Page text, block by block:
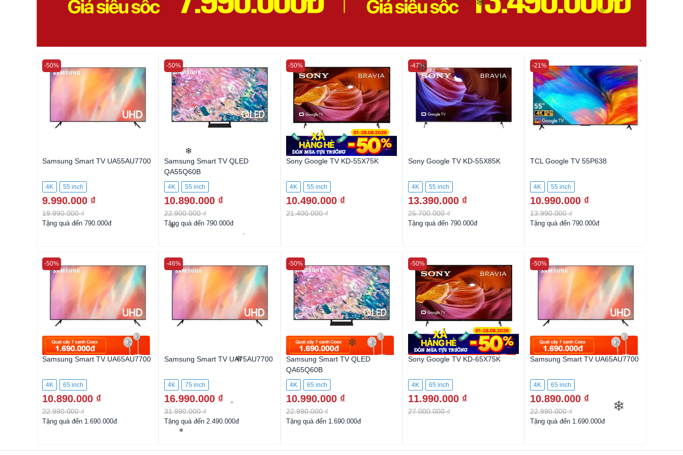
❄
❄
❄
❄
Samsung Smart TV UA55AU7700
4K 55 inch
9.990.000 ₫
19.990.000 ₫
-50%
Tặng quà đến 790.000đ
Samsung Smart TV QLED
QA55Q60B
4K 55 inch
10.890.000 ₫
22.900.000 ₫
-50%
Tặng quà đến 790.000đ
Sony Google TV KD-55X75K
4K 55 inch
10.490.000 ₫
21.400.000 ₫
-50%
Sony Google TV KD-55X85K
4K 55 inch
13.390.000 ₫
25.700.000 ₫
-47%
Tặng quà đến 790.000đ
TCL Google TV 55P638
4K 55 inch
10.990.000 ₫
13.990.000 ₫
-21%
Tặng quà đến 790.000đ
Samsung Smart TV UA65AU7700
4K 65 inch
10.890.000 ₫
22.990.000 ₫
-50%
Tặng quà đến 1.690.000đ
Samsung Smart TV UA75AU7700
4K 75 inch
16.990.000 ₫
31.990.000 ₫
-46%
Tặng quà đến 2.490.000đ
Samsung Smart TV QLED
QA65Q60B
4K 65 inch
10.990.000 ₫
22.990.000 ₫
-50%
Tặng quà đến 1.690.000đ
Sony Google TV KD-65X75K
4K 65 inch
11.990.000 ₫
27.000.000 ₫
-50%
Samsung Smart TV UA65AU7700
4K 65 inch
10.890.000 ₫
22.990.000 ₫
-50%
Tặng quà đến 1.690.000đ